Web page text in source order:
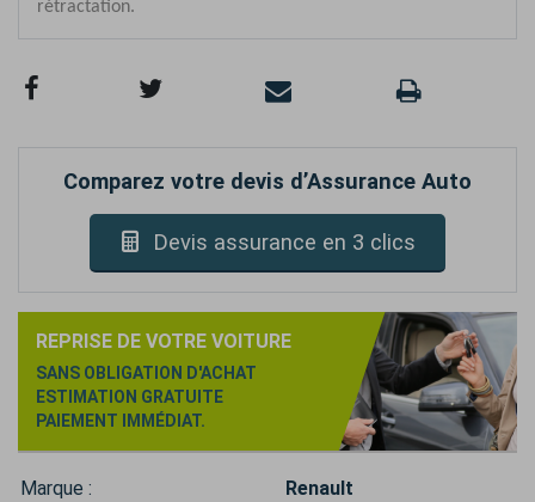
Comparez votre devis d’Assurance Auto
Devis assurance en 3 clics
REPRISE DE VOTRE VOITURE
SANS OBLIGATION D'ACHAT
ESTIMATION GRATUITE
PAIEMENT IMMÉDIAT.
Marque :
Renault